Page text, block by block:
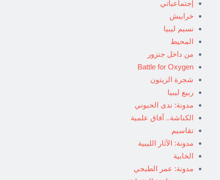
إجتماعياتي
خرابيش
نسيم ليبيا
المحيط
من داخل جنزور
Battle for Oxygen
شجرة الزيتون
ربيع ليبيا
مدونة: ندى الحبوني
الكناشة.. آفاق علمية
تقاسيم
مدونة: الآثار الليبية
الخابية
مدونة: عمر الطبجي